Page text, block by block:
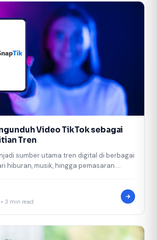
Video TikTok sebagai
Tren
sumber utama tren digital di berbagai
hiburan, musik, hingga pemasaran.
3 min read